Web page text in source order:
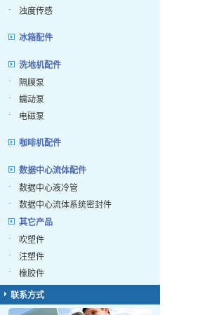
·
浊度传感
冰箱配件
洗地机配件
·
隔膜泵
·
蠕动泵
·
电磁泵
咖啡机配件
数据中心流体配件
·
数据中心液冷管
·
数据中心流体系统密封件
其它产品
·
吹塑件
·
注塑件
·
橡胶件
联系方式